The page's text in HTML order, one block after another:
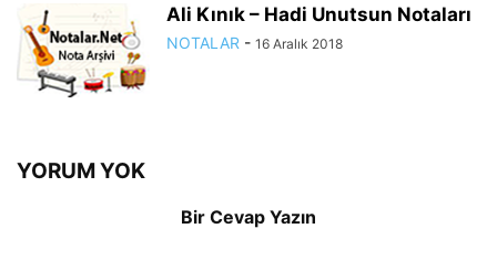
Ali Kınık – Hadi Unutsun Notaları
NOTALAR - 16 Aralık 2018
YORUM YOK
Bir Cevap Yazın